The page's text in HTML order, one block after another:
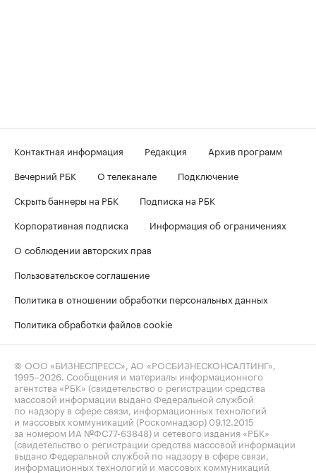
Контактная информация Редакция
Архив программ
Вечерний РБК
О телеканале
Подключение
Скрыть баннеры на РБК
Подписка на РБК
Корпоративная подписка
Информация об ограничениях
О соблюдении авторских прав
Пользовательское соглашение
Политика в отношении обработки персональных данных
Политика обработки файлов cookie
© ООО «БИЗНЕСПРЕСС», АО «РОСБИЗНЕСКОНСАЛТИНГ»,
1995–2026 . Сообщения и материалы информационного
агентства «РБК» (свидетельство о регистрации средства
массовой информации выдано Федеральной службой
по надзору в сфере связи, информационных технологий
и массовых коммуникаций (Роскомнадзор) 09.12.2015
за номером ИА №ФС77-63848) и сетевого издания «РБК»
(свидетельство о регистрации средства массовой информации
выдано Федеральной службой по надзору в сфере связи,
информационных технологий и массовых коммуникаций